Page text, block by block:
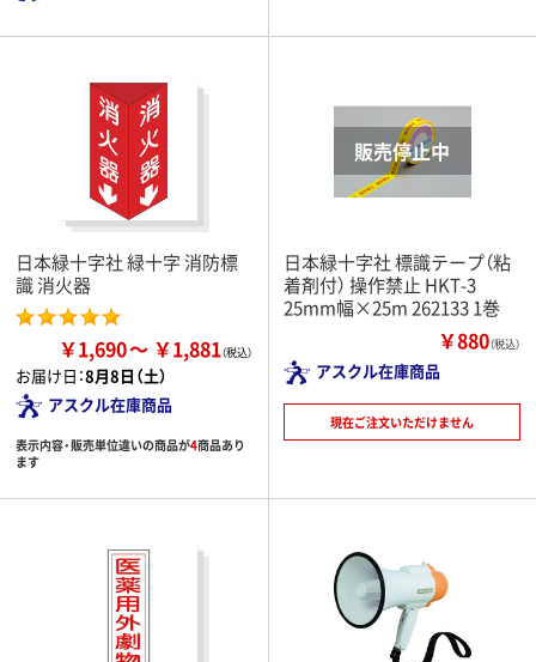
日本緑十字社 緑十字 消防標
識 消火器
￥1,690 ￥1,881
お届け日：8月8日（土）
アスクル在庫商品
表示内容・販売単位違いの商品が4商品あり
ます
日本緑十字社 標識テープ（粘
着剤付） 操作禁止 HKT-3
25mm幅×25m 262133 1巻
￥880（税込）
アスクル在庫商品
現在ご注文いただけません